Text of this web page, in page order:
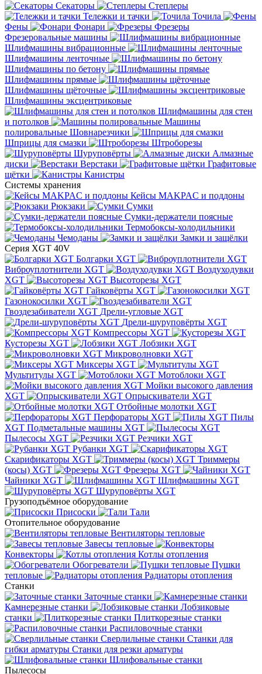
Секаторы
Степлеры
Тележки и тачки
Точила
Фены
Фонари
Фрезеры
Фрезеровальные машины
Шлифмашины вибрационные
Шлифмашины ленточные
Шлифмашины по бетону
Шлифмашины прямые
Шлифмашины щёточные
Шлифмашины эксцентриковые
Шлифмашины для стен
и потолков
Машины
полировальные Шовнарезчики
Шприцы для смазки
Штроборезы
Шуруповёрты
Алмазные
диски
Верстаки
Графитовые
щётки
Канистры
Системы хранения
Кейсы MAKPAC и поддоны
Рюкзаки
Сумки
Сумки-держатели поясные
Термобоксы-холодильники
Чемоданы
Замки и защёлки
Серия XGT 40V
Болгарки XGT
Виброуплотнители XGT
Воздуходувки
XGT
Высоторезы XGT
Гайковёрты XGT
Газонокосилки XGT
Гвоздезабиватели XGT Дрели-угловые XGT
Дрели-шуруповёрты XGT
Компрессоры XGT
Кусторезы XGT
Лобзики XGT
Микроволновки XGT
Миксеры XGT
Мультитулы XGT
Мотоблоки XGT
Мойки высокого давления
XGT
Опрыскиватели XGT
Отбойные молотки XGT
Перфораторы XGT
Пилы
XGT Подметальные машины XGT
Пылесосы XGT
Резчики XGT
Рубанки XGT
Скарификаторы XGT
Триммеры
(косы) XGT
Фрезеры XGT
Чайники XGT
Шлифмашины XGT
Шуруповёрты XGT
Грузоподъёмное оборудование
Присоски
Тали
Отопительное оборудование
Вентиляторы тепловые
Завесы тепловые
Конвекторы
Котлы отопления
Обогреватели
Пушки
тепловые
Радиаторы отопления
Станки
Заточные станки
Камнерезные станки
Лобзиковые
станки
Плиткорезные станки
Распиловочные станки
Сверлильные станки Станки для
гибки арматуры Станки для резки арматуры
Шлифовальные станки
Пылесосы